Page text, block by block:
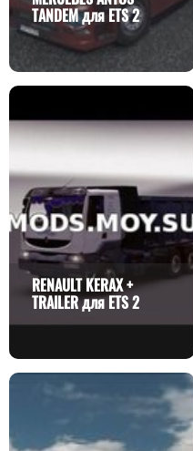
TANDEM для ETS 2
RENAULT KERAX +
TRAILER для ETS 2